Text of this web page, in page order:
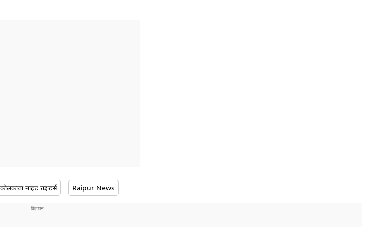
कोलकाता नाइट राइडर्स Raipur News